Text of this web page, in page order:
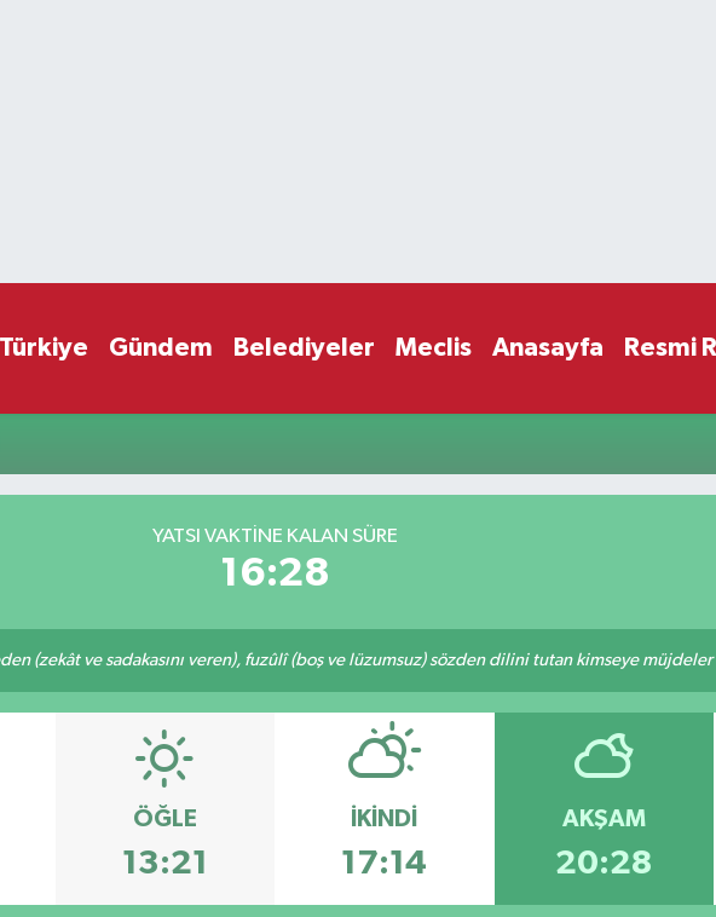
Türkiye Gündem Belediyeler Meclis Anasayfa Resmi
YATSI VAKTİNE KALAN SÜRE
16:28
(zekât ve sadakasını veren), fuzûlî (boş ve lüzumsuz) sözden dilini tutan kimseye
ÖĞLE
13:21
İKINDI
17:14
AKŞAM
20:28